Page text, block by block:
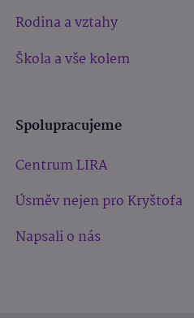
Rodina a vztahy
Škola a vše kolem
Spolupracujeme
Centrum LIRA
Úsměv nejen pro Kryštofa
Napsali o nás